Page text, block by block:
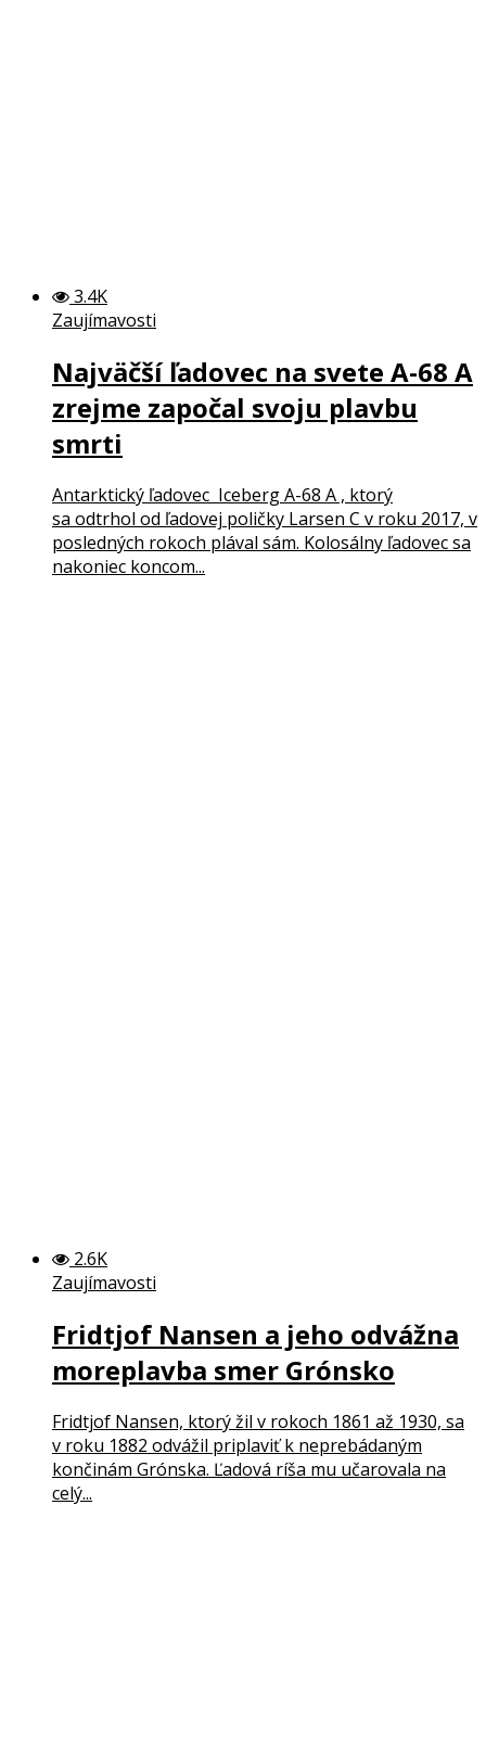
3.4K
Zaujímavosti
Najväčší ľadovec na svete A-68 A
zrejme započal svoju plavbu
smrti
Antarktický ľadovec Iceberg A-68 A , ktorý
sa odtrhol od ľadovej poličky Larsen C v roku 2017, v
posledných rokoch plával sám. Kolosálny ľadovec sa
nakoniec koncom...
2.6K
Zaujímavosti
Fridtjof Nansen a jeho odvážna
moreplavba smer Grónsko
Fridtjof Nansen, ktorý žil v rokoch 1861 až 1930, sa
v roku 1882 odvážil priplaviť k neprebádaným
končinám Grónska. Ľadová ríša mu učarovala na
celý...